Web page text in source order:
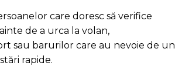
care doresc să verifice
de a urca la volan,
sau barurilor care au nevoie de un
rapide.